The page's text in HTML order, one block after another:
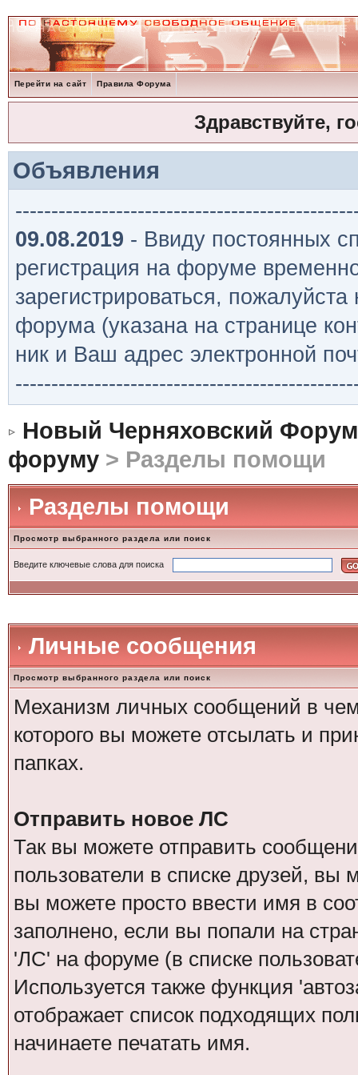
Перейти на сайт Правила Форума
Здравствуйте,
Объявления
09.08.2019 - Ввиду постоянных
регистрация на форуме
зарегистрироваться,
форума (указана на странице
ник и Ваш адрес электронной
Новый Черняховский Форум
форуму> Разделы помощи
Разделы помощи
Просмотр выбранного раздела или поиск
Введите ключевые слова для поиска
Личные сообщения
Просмотр выбранного раздела или поиск
Механизм личных сообщений в
которого вы можете отсылать и
папках.
Отправить новое ЛС
Так вы можете отправить
пользователи в списке друзей, вы
вы можете просто ввести имя в
заполнено, если вы попали на
'ЛС' на форуме (в списке
Используется также функция
отображает список подходящих
начинаете печатать имя.